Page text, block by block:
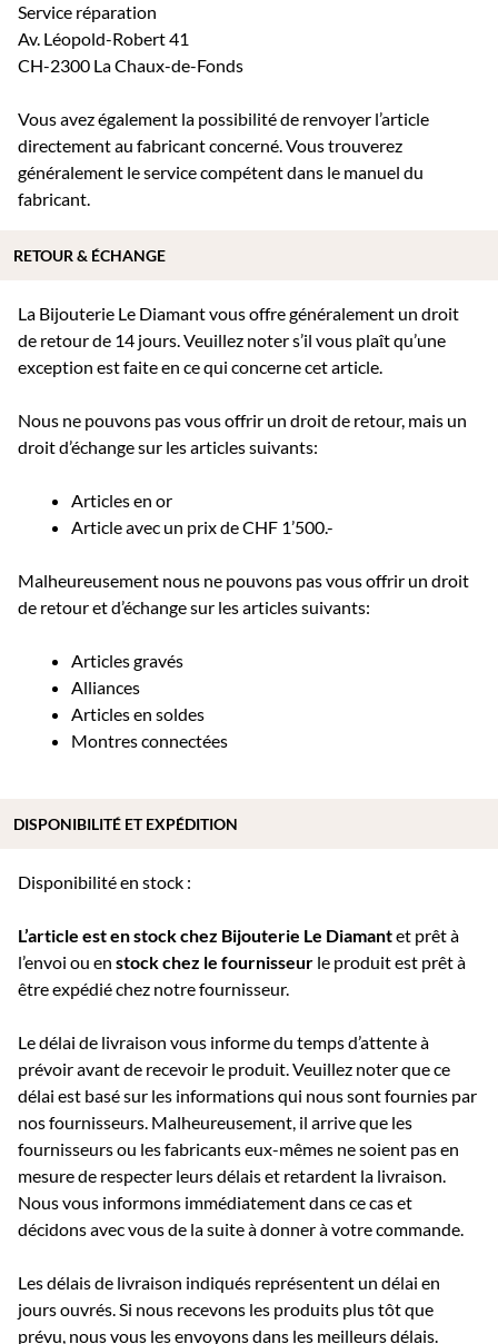
Service réparation
Av. Léopold-Robert 41
CH-2300 La Chaux-de-Fonds
Vous avez également la possibilité de renvoyer l’article
directement au fabricant concerné. Vous trouverez
généralement le service compétent dans le manuel du
fabricant.
La Bijouterie Le Diamant vous offre généralement un droit
de retour de 14 jours. Veuillez noter s’il vous plaît qu’une
exception est faite en ce qui concerne cet article.
Nous ne pouvons pas vous offrir un droit de retour, mais un
droit d’échange sur les articles suivants:
Articles en or
Article avec un prix de CHF 1’500.-
Malheureusement nous ne pouvons pas vous offrir un droit
de retour et d’échange sur les articles suivants:
Articles gravés
Alliances
Articles en soldes
Montres connectées
Disponibilité en stock :
L’article est en stock chez Bijouterie Le Diamantet prêt à
l’envoi ou en stock chez le fournisseur le produit est prêt à
être expédié chez notre fournisseur.
Le délai de livraison vous informe du temps d’attente à
prévoir avant de recevoir le produit. Veuillez noter que ce
délai est basé sur les informations qui nous sont fournies par
nos fournisseurs. Malheureusement, il arrive que les
fournisseurs ou les fabricants eux-mêmes ne soient pas en
mesure de respecter leurs délais et retardent la livraison.
Nous vous informons immédiatement dans ce cas et
décidons avec vous de la suite à donner à votre commande.
Les délais de livraison indiqués représentent un délai en
jours ouvrés. Si nous recevons les produits plus tôt que
prévu, nous vous les envoyons dans les meilleurs délais.
RETOUR & ÉCHANGE
DISPONIBILITÉ ET EXPÉDITION